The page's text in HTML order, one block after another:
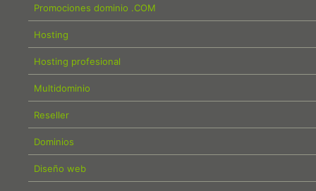
Promociones dominio .COM
Hosting
Hosting profesional
Multidominio
Reseller
Dominios
Diseño web